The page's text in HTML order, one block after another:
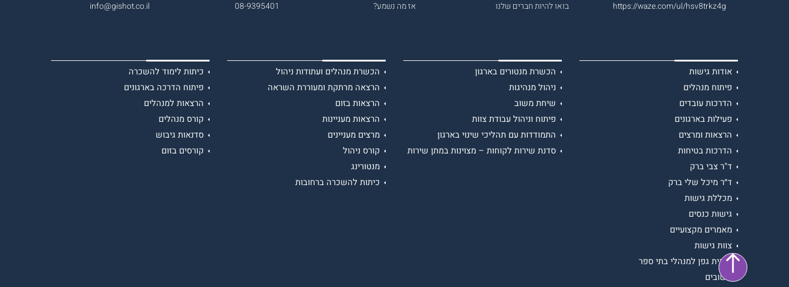
https://waze.com/ul/hsv8trkz4g בואו להיות חברים שלנו אז מה נשמע? 08-9395401
info@gishot.co.il
אודות גישות
פיתוח מנהלים
הדרכות עובדים
פעילות בארגונים
הרצאות ומרצים
הדרכות בטיחות
ד"ר צבי ברק
ד״ר מיכל שלי ברק
מכללת גישות
גישות כנסים
מאמרים מקצועיים
צוות גישות
תכנית גפן למנהלי בתי ספר
משובים
הכשרת מנטורים בארגון
ניהול מנהיגות
שיחת משוב
פיתוח וניהול עבודת צוות
התמודדות עם תהליכי שינוי בארגון
סדנת שירות לקוחות – מצוינות במתן שירות
הכשרת מנהלים ועתודות ניהול
הרצאה מרתקת ומעוררת השראה
הרצאות בזום
הרצאות מעניינות
מרצים מעניינים
קורס ניהול
מנטורינג
כיתות להשכרה ברחובות
כיתות לימוד להשכרה
פיתוח הדרכה בארגונים
הרצאות למנהלים
קורס מנהלים
סדנאות גיבוש
קורסים בזום